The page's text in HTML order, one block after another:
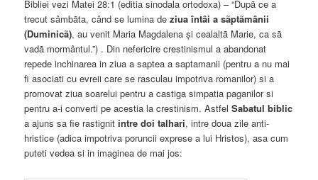
Bibliei vezi Matei 28:1 (editia sinodala ortodoxa) – “Dupã ce a
trecut sâmbãta, când se lumina deziua întâi a sãptãmânii
(Duminicã), au venit Maria Magdalena și cealaltã Marie, ca sã
vadã mormântul.”) . Din nefericire crestinismul a abandonat
repede inchinarea in ziua a saptea a saptamanii (pentru a nu mai
fi asociati cu evreii care se rasculau impotriva romanilor) si a
promovat ziua soarelui pentru a castiga simpatia paganilor si
pentru a-i converti pe acestia la crestinism. AstfelSabatul biblic
a ajuns sa fie rastignitintre doi talhari, intre doua zile anti-
hristice (adica impotriva poruncii exprese a lui Hristos), asa cum
puteti vedea si in imaginea de mai jos: